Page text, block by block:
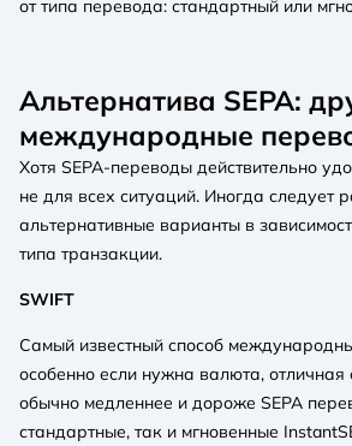
от типа перевода: стандартный или
Альтернатива SEPA:
международные
Хотя SEPA-переводы действительно
не для всех ситуаций. Иногда следует
альтернативные варианты в
типа транзакции.
SWIFT
Самый известный способ
особенно если нужна валюта, отличная
обычно медленнее и дороже SEPA
стандартные, так и мгновенные